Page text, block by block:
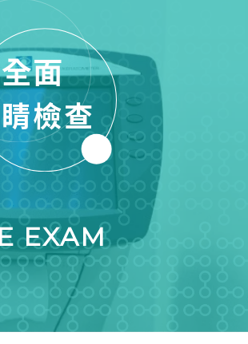
全面
檢查
EXAM